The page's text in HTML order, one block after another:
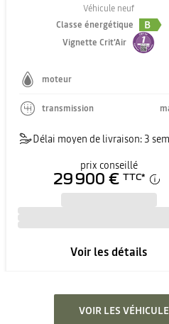
Véhicule neuf
Classe énergétique
B
Vignette Crit'Air
moteur
transmission
Délai moyen de livraison: 3
prix conseillé
29 900 € TTC*
Voir les détails
VOIR LES